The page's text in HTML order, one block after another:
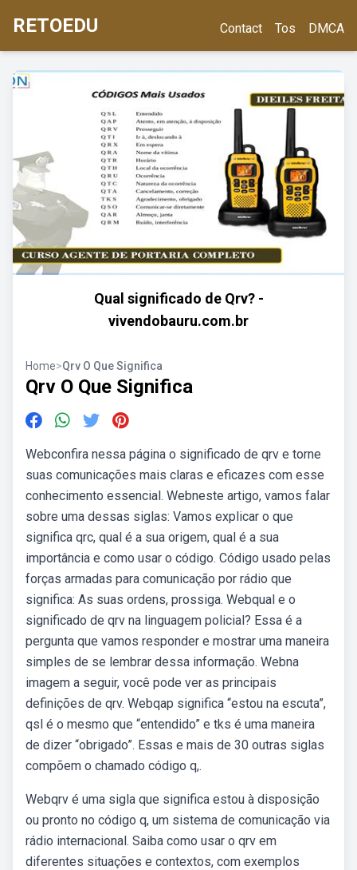
RETOEDU Contact Tos DMCA
Qual significado de Qrv? -
vivendobauru.com.br
Home>Qrv O Que Significa
Qrv O Que Significa
Webconfira nessa página o significado de qrv e torne
suas comunicações mais claras e eficazes com esse
conhecimento essencial. Webneste artigo, vamos falar
sobre uma dessas siglas: Vamos explicar o que
significa qrc, qual é a sua origem, qual é a sua
importância e como usar o código. Código usado pelas
forças armadas para comunicação por rádio que
significa: As suas ordens, prossiga. Webqual e o
significado de qrv na linguagem policial? Essa é a
pergunta que vamos responder e mostrar uma maneira
simples de se lembrar dessa informação. Webna
imagem a seguir, você pode ver as principais
definições de qrv. Webqap significa “estou na escuta”,
qsl é o mesmo que “entendido” e tks é uma maneira
de dizer “obrigado”. Essas e mais de 30 outras siglas
compõem o chamado código q,.
Webqrv é uma sigla que significa estou à disposição
ou pronto no código q, um sistema de comunicação via
rádio internacional. Saiba como usar o qrv em
diferentes situações e contextos, com exemplos